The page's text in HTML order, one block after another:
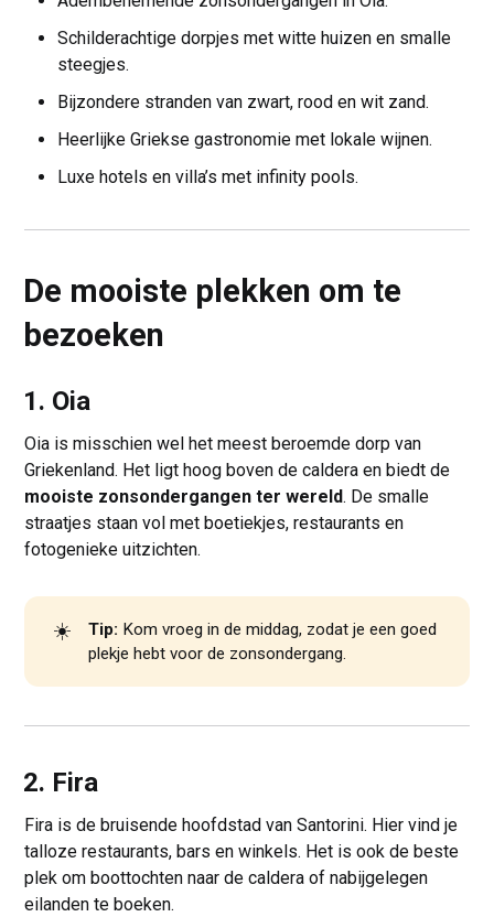
Schilderachtige dorpjes met witte huizen en smalle
steegjes.
Bijzondere stranden van zwart, rood en wit zand.
Heerlijke Griekse gastronomie met lokale wijnen.
Luxe hotels en villa’s met infinity pools.
De mooiste plekken om te
bezoeken
1. Oia
Oia is misschien wel het meest beroemde dorp van
Griekenland. Het ligt hoog boven de caldera en biedt de
mooiste zonsondergangen ter wereld. De smalle
straatjes staan vol met boetiekjes, restaurants en
fotogenieke uitzichten.
☀️ Tip: Kom vroeg in de middag, zodat je een goed
plekje hebt voor de zonsondergang.
2. Fira
Fira is de bruisende hoofdstad van Santorini. Hier vind je
talloze restaurants, bars en winkels. Het is ook de beste
plek om boottochten naar de caldera of nabijgelegen
eilanden te boeken.